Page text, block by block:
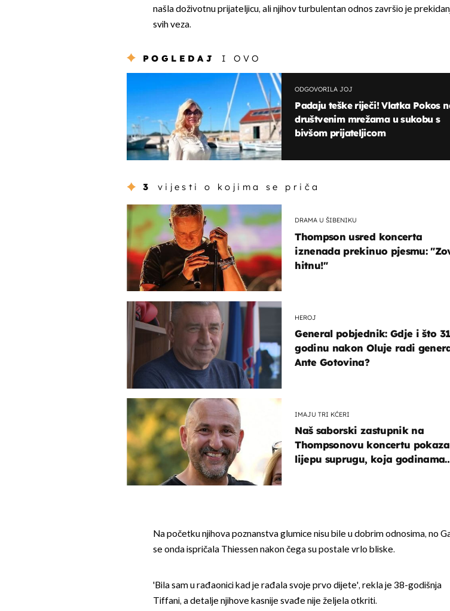
našla doživotnu prijateljicu, ali njihov turbulentan odnos završio je
svih veza.
POGLEDAJ I OVO
ODGOVORILA JOJ
Padaju teške riječi! Vlatka Pokos
društvenim mrežama u sukobu s
bivšom prijateljicom
3 vijesti o kojima se priča
DRAMA U ŠIBENIKU
Thompson usred koncerta
iznenada prekinuo pjesmu:
hitnu!"
HEROJ
General pobjednik: Gdje i što 31
godinu nakon Oluje radi
Ante Gotovina?
IMAJU TRI KĆERI
Naš saborski zastupnik na
Thompsonovu koncertu
lijepu suprugu, koja godinama
Na početku njihova poznanstva glumice nisu bile u dobrim odnosima, no
se onda ispričala Thiessen nakon čega su postale vrlo bliske.
'Bila sam u rađaonici kad je rađala svoje prvo dijete', rekla je 38-godišnja
Tiffani, a detalje njihove kasnije svađe nije željela otkriti.